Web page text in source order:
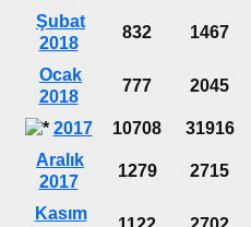
Şubat
2018
832 1467
Ocak
2018
777 2045
2017 10708 31916
Aralık
2017
1279 2715
Kasım